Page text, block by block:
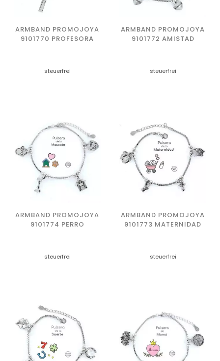
ARMBAND PROMOJOYA
9101770 PROFESORA
steuerfrei
ARMBAND PROMOJOYA
9101772 AMISTAD
steuerfrei
ARMBAND PROMOJOYA
9101774 PERRO
steuerfrei
ARMBAND PROMOJOYA
9101773 MATERNIDAD
steuerfrei